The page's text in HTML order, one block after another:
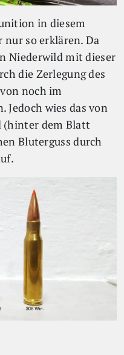
in diesem
so erklären. Da
Niederwild mit dieser
die Zerlegung des
noch im
wies das von
(hinter dem Blatt
Bluterguss durch